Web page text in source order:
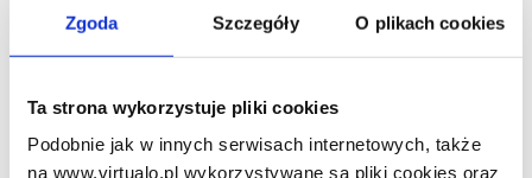
Zgoda Szczegóły O plikach cookies
Ta strona wykorzystuje pliki cookies
Podobnie jak w innych serwisach internetowych, także
na www.virtualo.pl wykorzystywane są pliki cookies oraz
Na stronie